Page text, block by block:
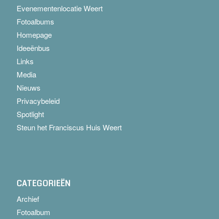
Evenementenlocatie Weert
Fotoalbums
Homepage
Ideeënbus
Links
Media
Nieuws
Privacybeleid
Spotlight
Steun het Franciscus Huis Weert
CATEGORIEËN
Archief
Fotoalbum